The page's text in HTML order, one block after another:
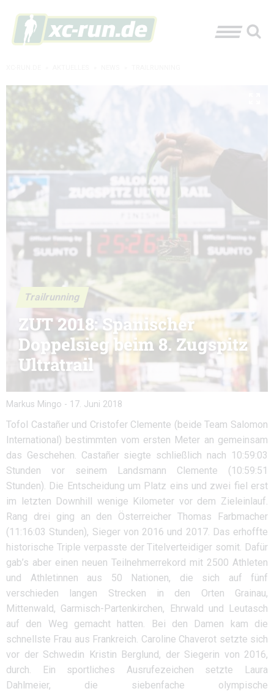
Trailrunning
ZUT 2018: Spanischer
Doppelsieg beim 8. Zugspitz
Ultratrail
Markus Mingo - 17. Juni 2018
Tofol Castañer und Cristofer Clemente (beide Team Salomon
International) bestimmten vom ersten Meter an gemeinsam
das Geschehen. Castañer siegte schließlich nach 10:59:03
Stunden vor seinem Landsmann Clemente (10:59:51
Stunden). Die Entscheidung um Platz eins und zwei fiel erst
im letzten Downhill wenige Kilometer vor dem Zieleinlauf.
Rang drei ging an den Österreicher Thomas Farbmacher
(11:16:03 Stunden), Sieger von 2016 und 2017. Das erhoffte
historische Triple verpasste der Titelverteidiger somit. Dafür
gab’s aber einen neuen Teilnehmerrekord mit 2500 Athleten
und Athletinnen aus 50 Nationen, die sich auf fünf
verschieden langen Strecken in den Orten Grainau,
Mittenwald, Garmisch-Partenkirchen, Ehrwald und Leutasch
auf den Weg gemacht hatten. Bei den Damen kam die
schnellste Frau aus Frankreich. Caroline Chaverot setzte sich
vor der Schwedin Kristin Berglund, der Siegerin von 2016,
durch. Ein sportliches Ausrufezeichen setzte Laura
Dahlmeier, die siebenfache olympische